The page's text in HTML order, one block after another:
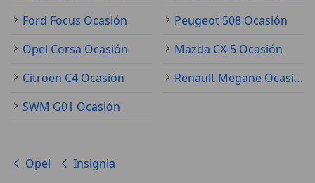
Ford Focus Ocasión
Peugeot 508 Ocasión
Opel Corsa Ocasión
Mazda CX-5 Ocasión
Citroen C4 Ocasión
Renault Megane Ocasión
SWM G01 Ocasión
Opel Insignia